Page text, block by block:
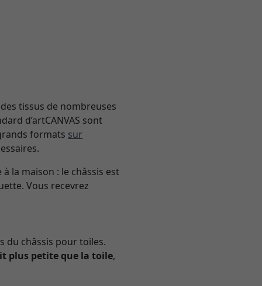
tissus de nombreuses
d’artCANVAS sont
formats sur
la maison : le châssis est
Vous recevrez
du châssis pour toiles.
plus petite que la toile,